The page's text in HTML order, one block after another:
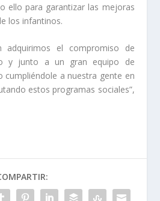
ello para garantizar las mejoras
los infantinos.
adquirimos el compromiso de
y junto a un gran equipo de
cumpliéndole a nuestra gente en
estos programas sociales”,